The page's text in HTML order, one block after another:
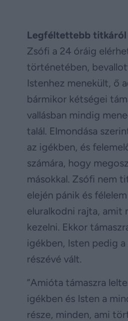
Legféltettebb titkáról
Zsófi a 24 óráig
történetében,
Istenhez menekült, ő
bármikor kétségei
vallásban mindig
talál. Elmondása
az igékben, és
számára, hogy
másokkal. Zsófi nem
elején pánik és
eluralkodni rajta, amit
kezelni. Ekkor
igékben, Isten pedig
részévé vált.
“Amióta támaszra
igékben és Isten a
része, minden, ami